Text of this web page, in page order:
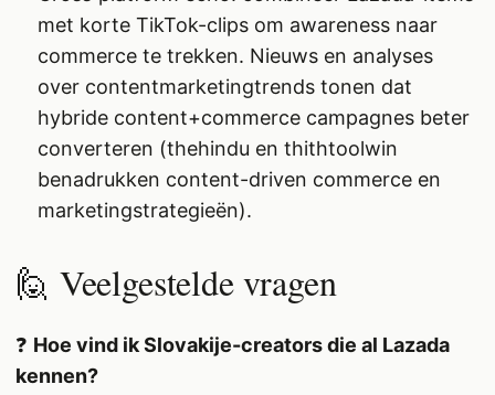
met korte TikTok-clips om awareness naar
commerce te trekken. Nieuws en analyses
over contentmarketingtrends tonen dat
hybride content+commerce campagnes beter
converteren (thehindu en thithtoolwin
benadrukken content-driven commerce en
marketingstrategieën).
🙋 Veelgestelde vragen
❓ Hoe vind ik Slovakije-creators die al Lazada
kennen?